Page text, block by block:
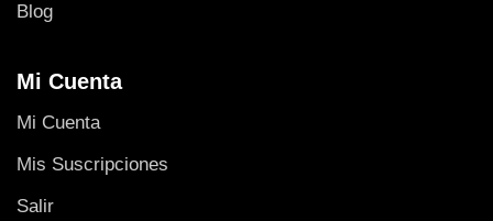
Blog
Mi Cuenta
Mi Cuenta
Mis Suscripciones
Salir